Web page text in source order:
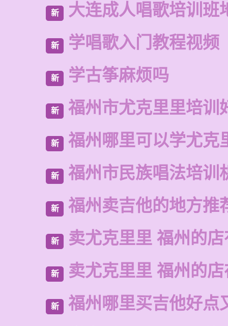
新 大连成人唱歌培训班
新 学唱歌入门教程视频
新 学古筝麻烦吗
新 福州市尤克里里培训
新 福州哪里可以学尤克
新 福州市民族唱法培训
新 福州卖吉他的地方推
新 卖尤克里里 福州的
新 卖尤克里里 福州的
新 福州哪里买吉他好点